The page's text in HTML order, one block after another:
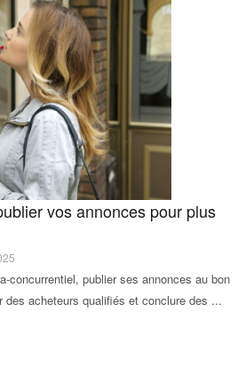
vos annonces pour plus
concurrentiel, publier ses annonces au bon
des acheteurs qualifiés et conclure des ...